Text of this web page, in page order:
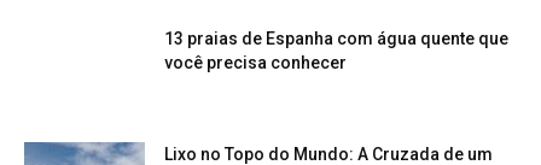
13 praias de Espanha com água quente que
você precisa conhecer
Lixo no Topo do Mundo: A Cruzada de um